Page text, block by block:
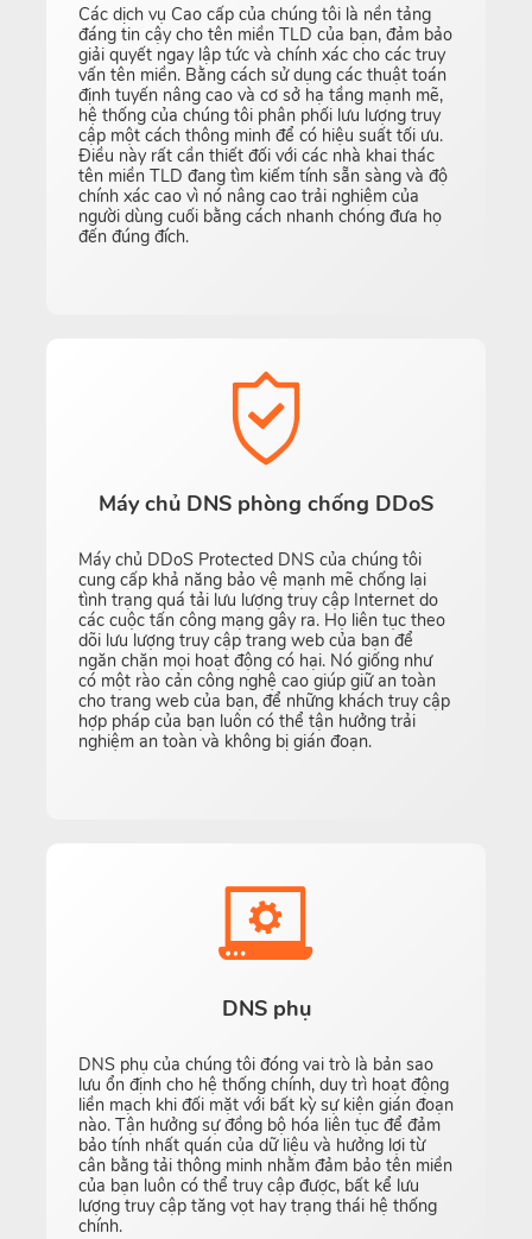
Các dịch vụ Cao cấp của chúng tôi là nền tảng
đáng tin cậy cho tên miền TLD của bạn, đảm bảo
giải quyết ngay lập tức và chính xác cho các truy
vấn tên miền. Bằng cách sử dụng các thuật toán
định tuyến nâng cao và cơ sở hạ tầng mạnh mẽ,
hệ thống của chúng tôi phân phối lưu lượng truy
cập một cách thông minh để có hiệu suất tối ưu.
Điều này rất cần thiết đối với các nhà khai thác
tên miền TLD đang tìm kiếm tính sẵn sàng và độ
chính xác cao vì nó nâng cao trải nghiệm của
người dùng cuối bằng cách nhanh chóng đưa họ
đến đúng đích.
Máy chủ DNS phòng chống DDoS
Máy chủ DDoS Protected DNS của chúng tôi
cung cấp khả năng bảo vệ mạnh mẽ chống lại
tình trạng quá tải lưu lượng truy cập Internet do
các cuộc tấn công mạng gây ra. Họ liên tục theo
dõi lưu lượng truy cập trang web của bạn để
ngăn chặn mọi hoạt động có hại. Nó giống như
có một rào cản công nghệ cao giúp giữ an toàn
cho trang web của bạn, để những khách truy cập
hợp pháp của bạn luôn có thể tận hưởng trải
nghiệm an toàn và không bị gián đoạn.
DNS phụ
DNS phụ của chúng tôi đóng vai trò là bản sao
lưu ổn định cho hệ thống chính, duy trì hoạt động
liền mạch khi đối mặt với bất kỳ sự kiện gián đoạn
nào. Tận hưởng sự đồng bộ hóa liên tục để đảm
bảo tính nhất quán của dữ liệu và hưởng lợi từ
cân bằng tải thông minh nhằm đảm bảo tên miền
của bạn luôn có thể truy cập được, bất kể lưu
lượng truy cập tăng vọt hay trạng thái hệ thống
chính.